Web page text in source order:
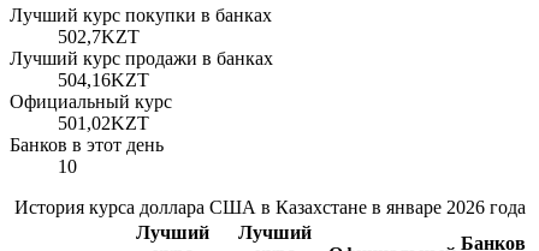
Лучший курс покупки в банках
502,7KZT
Лучший курс продажи в банках
504,16KZT
Официальный курс
501,02KZT
Банков в этот день
10
История курса доллара США в Казахстане в январе 2026 года
Лучший
Лучший
Банков